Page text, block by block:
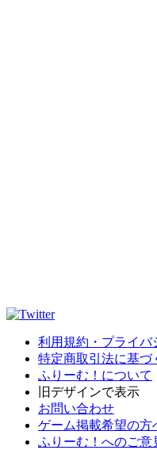
利用規約・プライバ
特定商取引法に基づ
ふりーむ！について
旧デザインで表示
お問い合わせ
ゲーム掲載希望の方
ふりーむ！へのご意